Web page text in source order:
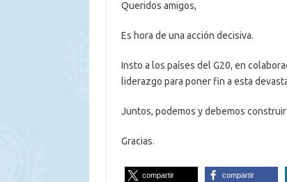
Queridos amigos,
Es hora de una acción decisiva.
Insto a los países del G20, en
liderazgo para poner fin a esta
Juntos, podemos y debemos
Gracias.
compartir compartir